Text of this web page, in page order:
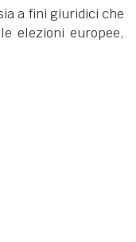
a fini giuridici che
elezioni europee,